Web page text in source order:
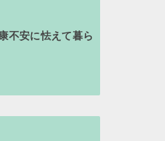
不安に怯えて暮ら